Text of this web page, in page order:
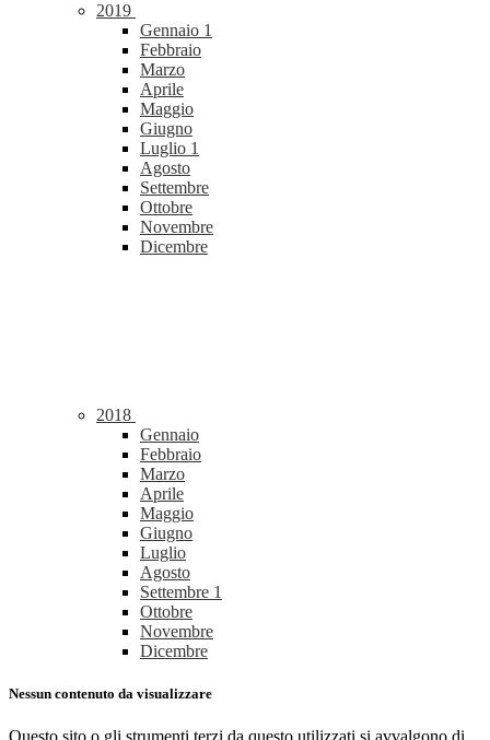
2019
Gennaio 1
Febbraio
Marzo
Aprile
Maggio
Giugno
Luglio 1
Agosto
Settembre
Ottobre
Novembre
Dicembre
2018
Gennaio
Febbraio
Marzo
Aprile
Maggio
Giugno
Luglio
Agosto
Settembre 1
Ottobre
Novembre
Dicembre
Nessun contenuto da visualizzare